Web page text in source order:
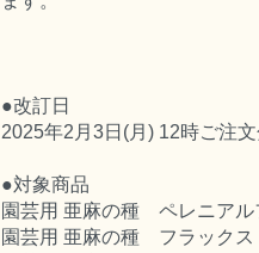
●改訂日
2025年2月3日(月) 12時ご注文
●対象商品
園芸用 亜麻の種 ペレニアル
園芸用 亜麻の種 フラックス